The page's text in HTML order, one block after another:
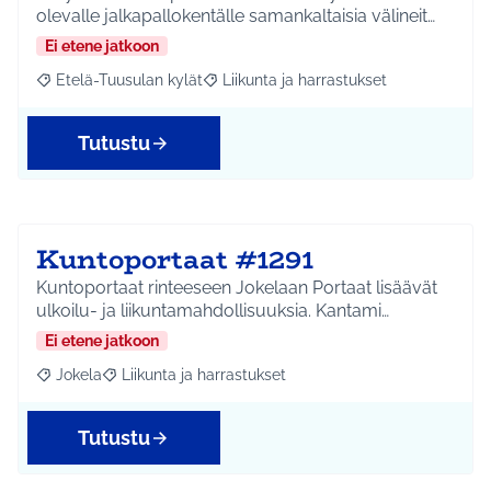
olevalle jalkapallokentälle samankaltaisia välineit…
Ei etene jatkoon
Rajaa tulokset aihepiirin mukaan: Etelä-Tuusulan kylät
Etelä-Tuusulan kylät Rajaa tulokset teeman mukaan:
Liikunta ja harrastukset
Tutustu
Kuntoportaat #1291
Kuntoportaat rinteeseen Jokelaan Portaat lisäävät
ulkoilu- ja liikuntamahdollisuuksia. Kantami…
Ei etene jatkoon
Rajaa tulokset aihepiirin mukaan: Jokela
Jokela Rajaa tulokset teeman mukaan: Liikunta ja
Liikunta ja harrastukset
Tutustu